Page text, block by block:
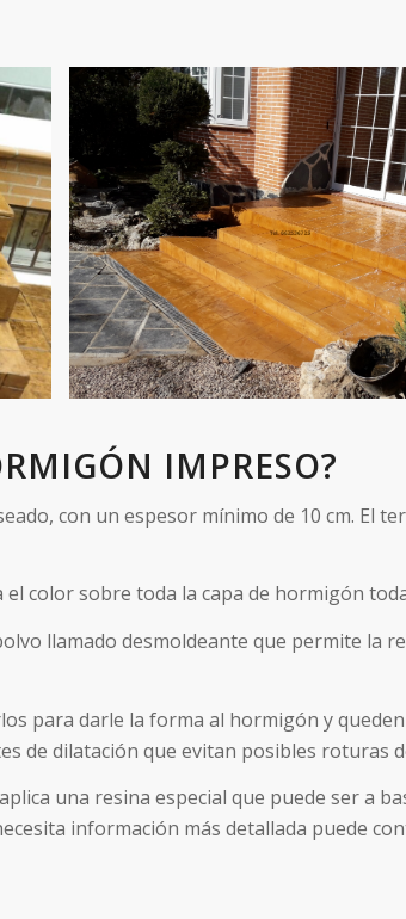
IMPRESO?
con un espesor mínimo de 10 cm. El
color sobre toda la capa de hormigón
llamado desmoldeante que permite la
para darle la forma al hormigón y
de dilatación que evitan posibles roturas
una resina especial que puede ser a
información más detallada puede